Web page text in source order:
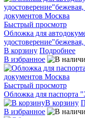
Быстрый просмотр
Обложка для
В корзину Подробнее
В избранное
Быстрый просмотр
Обложка для паспорта
В корзину
В избранное